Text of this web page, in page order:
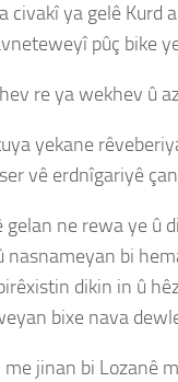
civakî ya gelê Kurd
pûç bike
re ya wekhev û
yekane
vê erdnîgariyê
gelan ne rewa ye û
nasnameyan bi
dikin in û
bixe nava
jinan bi Lozanê